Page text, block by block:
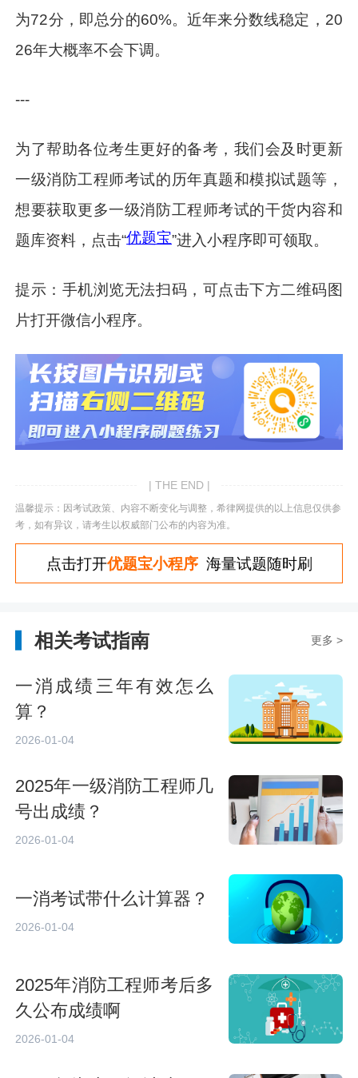
为72分，即总分的60%。近年来分数线稳定，20
26年大概率不会下调。
---
为了帮助各位考生更好的备考，我们会及时更新
一级消防工程师考试的历年真题和模拟试题等，
想要获取更多一级消防工程师考试的干货内容和
题库资料，点击“优题宝”进入小程序即可领取。
提示：手机浏览无法扫码，可点击下方二维码图
片打开微信小程序。
| THE END |
温馨提示：因考试政策、内容不断变化与调整，希律网提供的以上信息仅供参
考，如有异议，请考生以权威部门公布的内容为准。
点击打开优题宝小程序海量试题随时刷
相关考试指南 更多 >
一消成绩三年有效怎么
算？
2026-01-04
2025年一级消防工程师几
号出成绩？
2026-01-04
一消考试带什么计算器？
2026-01-04
2025年消防工程师考后多
久公布成绩啊
2026-01-04